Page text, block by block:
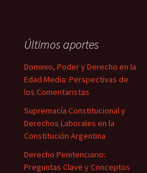
Últimos aportes
Dominio, Poder y Derecho en la
Edad Media: Perspectivas de
los Comentaristas
Supremacía Constitucional y
Derechos Laborales en la
Constitución Argentina
Derecho Penitenciario:
Preguntas Clave y Conceptos